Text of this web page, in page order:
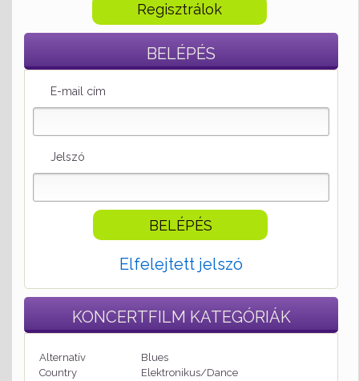
Regisztrálok
BELÉPÉS
E-mail cím
Jelszó
Elfelejtett jelszó
KONCERTFILM KATEGÓRIÁK
Alternatív
Blues
Country
Elektronikus/Dance